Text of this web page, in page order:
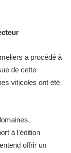
a procédé à
de cette
viticoles ont été
à l’édition
offrir un